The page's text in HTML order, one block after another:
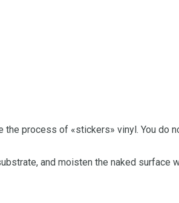
the process of «stickers» vinyl. You do
and moisten the naked surface